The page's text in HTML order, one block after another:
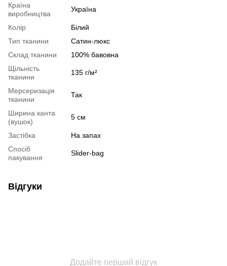
Країна
виробництва
Україна
Колір
Білий
Тип тканини
Сатин-люкс
Склад тканини
100% бавовна
Щільність
тканини
135 г/м²
Мерсеризація
тканини
Так
Ширина канта
(вушок)
5 см
Застібка
На запах
Спосіб
пакування
Slider-bag
Відгуки
Додайте перший відгук